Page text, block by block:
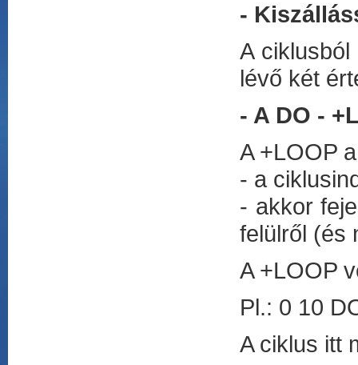
-
A
lévő két
- A DO -
A +LOOP
- a
- akkor
felülről (és
A +LOOP
Pl.: 0 10
A ciklus itt